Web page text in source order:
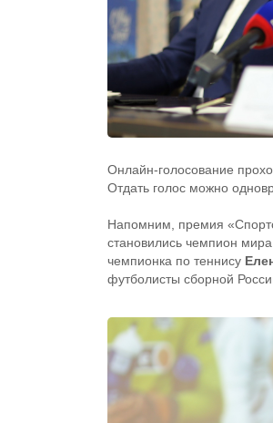
Онлайн-голосование
Отдать голос можно
Напомним, премия
становились чемпион
чемпионка по теннису
футболисты сборной